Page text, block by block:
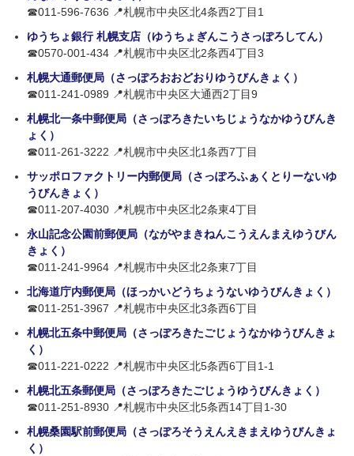
☎011-596-7636 📍札幌市中央区北4条西2丁目1
ゆうちょ銀行 札幌支店（ゆうちょぎんこうさっぽろしてん）
☎0570-001-434 📍札幌市中央区北2条西4丁目3
札幌大通郵便局（さっぽろおおどおりゆうびんきょく）
☎011-241-0989 📍札幌市中央区大通西2丁目9
札幌北一条中郵便局（さっぽろきたいちじょうなかゆうびんき
ょく）
☎011-261-3222 📍札幌市中央区北1条西7丁目
サッポロファクトリー内郵便局（さっぽろふぁくとりーないゆ
うびんきょく）
☎011-207-4030 📍札幌市中央区北2条東4丁目
永山記念公園前郵便局（ながやまきねんこうえんまえゆうびん
きょく）
☎011-241-9964 📍札幌市中央区北2条東7丁目
北海道庁内郵便局（ほっかいどうちょうないゆうびんきょく）
☎011-251-3967 📍札幌市中央区北3条西6丁目
札幌北五条中郵便局（さっぽろきたごじょうなかゆうびんきょ
く）
☎011-221-0222 📍札幌市中央区北5条西6丁目1-1
札幌北五条郵便局（さっぽろきたごじょうゆうびんきょく）
☎011-251-8930 📍札幌市中央区北5条西14丁目1-30
札幌桑園駅前郵便局（さっぽろそうえんえきまえゆうびんきょ
く）